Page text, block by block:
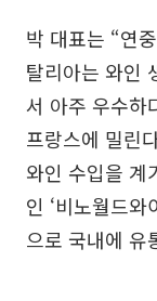
박 대표는 “연
탈리아는 와인
서 아주 우수하
프랑스에 밀린
와인 수입을 계
인 ‘비노월드와
으로 국내에 유